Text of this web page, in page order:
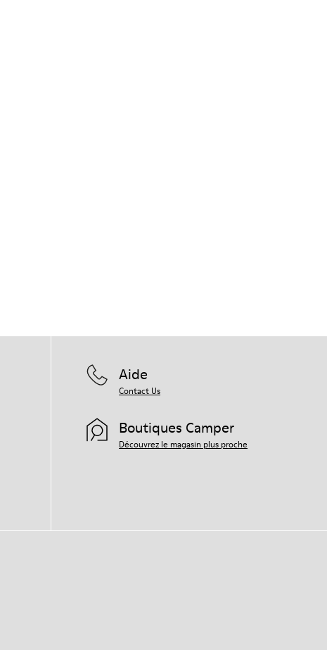
Aide
Contact Us
Boutiques Camper
Découvrez le magasin plus proche